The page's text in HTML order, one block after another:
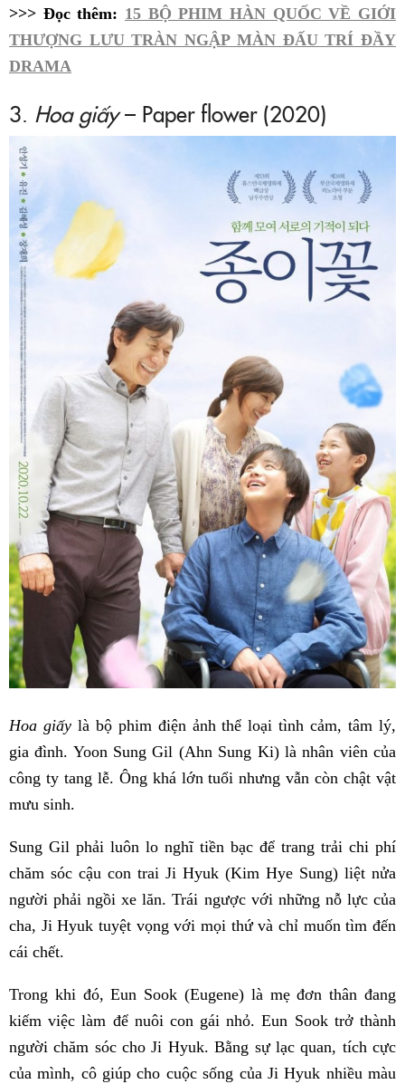
>>> Đọc thêm: 15 BỘ PHIM HÀN QUỐC VỀ GIỚI
THƯỢNG LƯU TRÀN NGẬP MÀN ĐẤU TRÍ ĐẦY
DRAMA
3. Hoa giấy– Paper flower (2020)
Hoa giấylà bộ phim điện ảnh thể loại tình cảm, tâm lý,
gia đình. Yoon Sung Gil (Ahn Sung Ki) là nhân viên của
công ty tang lễ. Ông khá lớn tuổi nhưng vẫn còn chật vật
mưu sinh.
Sung Gil phải luôn lo nghĩ tiền bạc để trang trải chi phí
chăm sóc cậu con trai Ji Hyuk (Kim Hye Sung) liệt nửa
người phải ngồi xe lăn. Trái ngược với những nỗ lực của
cha, Ji Hyuk tuyệt vọng với mọi thứ và chỉ muốn tìm đến
cái chết.
Trong khi đó, Eun Sook (Eugene) là mẹ đơn thân đang
kiếm việc làm để nuôi con gái nhỏ. Eun Sook trở thành
người chăm sóc cho Ji Hyuk. Bằng sự lạc quan, tích cực
của mình, cô giúp cho cuộc sống của Ji Hyuk nhiều màu